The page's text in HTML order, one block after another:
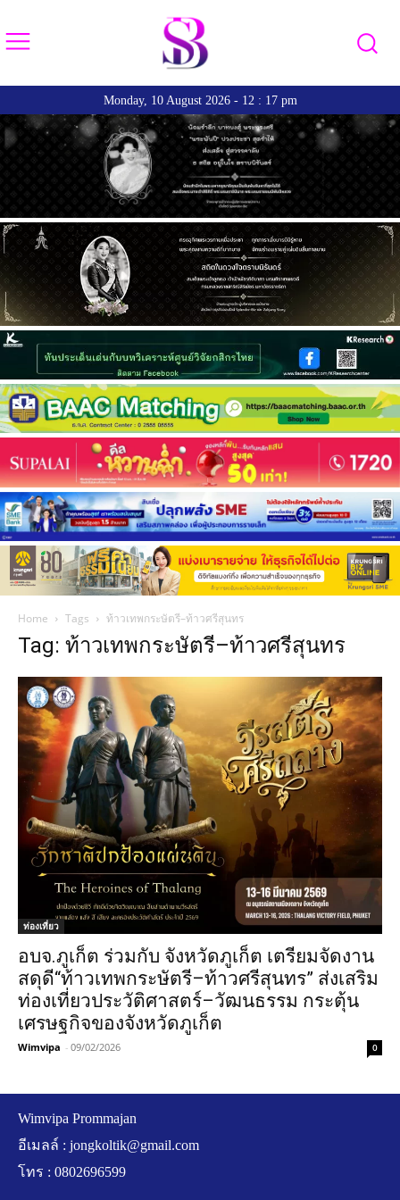
Monday, 10 August 2026 - 12 : 17 pm
Home Tags ท้าวเทพกระษัตรี–ท้าวศรีสุนทร
Tag: ท้าวเทพกระษัตรี–ท้าวศรีสุนทร
ท่องเที่ยว
อบจ.ภูเก็ต ร่วมกับ จังหวัดภูเก็ต เตรียมจัดงาน
สดุดี“ท้าวเทพกระษัตรี–ท้าวศรีสุนทร” ส่งเสริม
ท่องเที่ยวประวัติศาสตร์–วัฒนธรรม กระตุ้น
เศรษฐกิจของจังหวัดภูเก็ต
Wimvipa - 09/02/2026 0
Wimvipa Prommajan
อีเมลล์ : jongkoltik@gmail.com
โทร : 0802696599